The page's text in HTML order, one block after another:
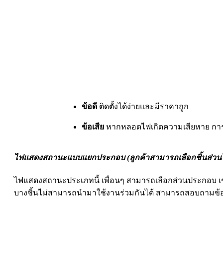
ข้อดี ติดตั้งได้ง่ายและมีราคาถูก
ข้อเสีย หากหลอดไฟเกิดความเสียหาย ก
ไฟแสดงสถานะแบบแยกประกอบ (ลูกค้าสามารถเลือกชิ้นส่วน
ไฟแสดงสถานะประเภทนี้ เพื่อนๆ สามารถเลือกส่วนประกอบ
บางชิ้นไม่สามารถนำมาใช้งานร่วมกันได้ สามารถสอบถามข้